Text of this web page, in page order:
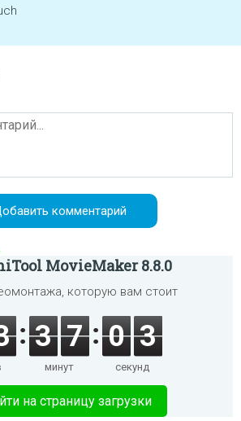
MovieMaker 8.8.0
которую вам стоит
3 7
минут
0 3
секунд
на страницу загрузки